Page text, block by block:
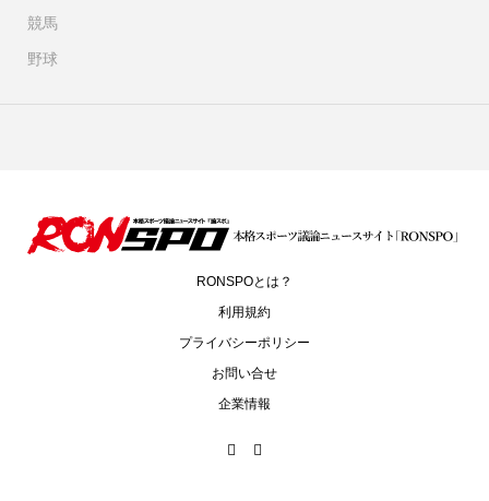
競馬
野球
RONSPOとは？
利用規約
プライバシーポリシー
お問い合せ
企業情報